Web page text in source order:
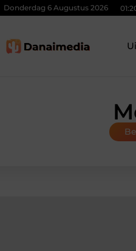
Donderdag 6 Augustus 2026